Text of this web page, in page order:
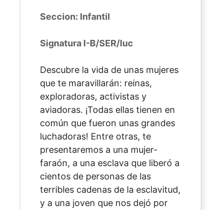
Seccion: Infantil
Signatura I-B/SER/luc
Descubre la vida de unas mujeres
que te maravillarán: reinas,
exploradoras, activistas y
aviadoras. ¡Todas ellas tienen en
común que fueron unas grandes
luchadoras! Entre otras, te
presentaremos a una mujer-
faraón, a una esclava que liberó a
cientos de personas de las
terribles cadenas de la esclavitud,
y a una joven que nos dejó por